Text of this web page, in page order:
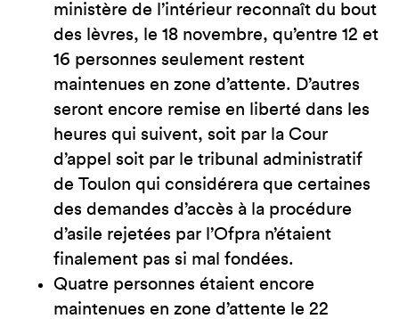
ministère de l’intérieur reconnaît du bout
des lèvres, le 18 novembre, qu’entre 12 et
16 personnes seulement restent
maintenues en zone d’attente. D’autres
seront encore remise en liberté dans les
heures qui suivent, soit par la Cour
d’appel soit par le tribunal administratif
de Toulon qui considérera que certaines
des demandes d’accès à la procédure
d’asile rejetées par l’Ofpra n’étaient
finalement pas si mal fondées.
Quatre personnes étaient encore
maintenues en zone d’attente le 22